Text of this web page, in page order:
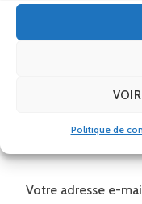
Politique de
Laisser
Votre adresse e-